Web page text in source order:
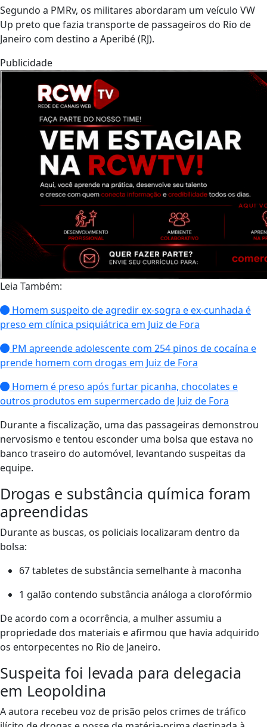
Segundo a PMRv, os militares abordaram um veículo VW
Up preto que fazia transporte de passageiros do Rio de
Janeiro com destino a Aperibé (RJ).
Publicidade
Leia Também:
Homem suspeito de agredir ex-sogra e ex-cunhada é
preso em clínica psiquiátrica em Juiz de Fora
PM apreende adolescente com 254 pinos de cocaína e
prende homem com drogas em Juiz de Fora
Homem é preso após furtar picanha, chocolates e
outros produtos em supermercado de Juiz de Fora
Durante a fiscalização, uma das passageiras demonstrou
nervosismo e tentou esconder uma bolsa que estava no
banco traseiro do automóvel, levantando suspeitas da
equipe.
Drogas e substância química foram
apreendidas
Durante as buscas, os policiais localizaram dentro da
bolsa:
67 tabletes de substância semelhante à maconha
1 galão contendo substância análoga a clorofórmio
De acordo com a ocorrência, a mulher assumiu a
propriedade dos materiais e afirmou que havia adquirido
os entorpecentes no Rio de Janeiro.
Suspeita foi levada para delegacia
em Leopoldina
A autora recebeu voz de prisão pelos crimes de tráfico